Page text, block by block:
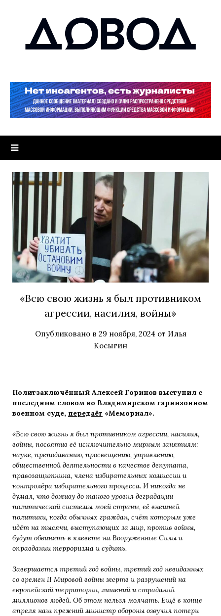
«Всю свою жизнь я был противником
агрессии, насилия, войны»
Опубликовано в 29 ноября, 2024 от Илья
Косыгин
Политзаключённый Алексей Горинов выступил с
последним словом во Владимирском гарнизонном
военном суде, передаёт «Мемориал».
«Всю свою жизнь я был противником агрессии, насилия,
войны, посвятив её исключительно мирным занятиям:
науке, преподаванию, просвещению, управлению,
общественной деятельности в качестве депутата,
правозащитника, члена избирательных комиссии и
контролёра избирательного процесса. И никогда не
думал, что доживу до такого уровня деградации
политической системы моей страны, её внешней
политики, когда обычных граждан, счёт которым уже
идёт на тысячи, выступающих за мир, против войны,
будут обвинять в клевете на Вооруженные Силы и
оправдании терроризма и судить.
Завершается третий год войны, третий год невиданных
со времен II Мировой войны жертв и разрушений на
европейской территории, лишений и страданий
миллионов людей. Об этом нельзя молчать. Ещё в конце
апреля наш прежний министр обороны озвучил потери